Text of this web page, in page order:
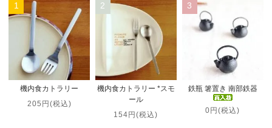
1
機内食カトラリー
205円(税込)
2
機内食カトラリー *スモ
ール
154円(税込)
3
鉄瓶 箸置き 南部鉄器
0円(税込)